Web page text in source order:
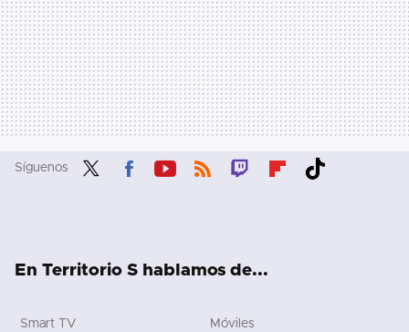
Síguenos
En Territorio S hablamos de...
Smart TV Móviles